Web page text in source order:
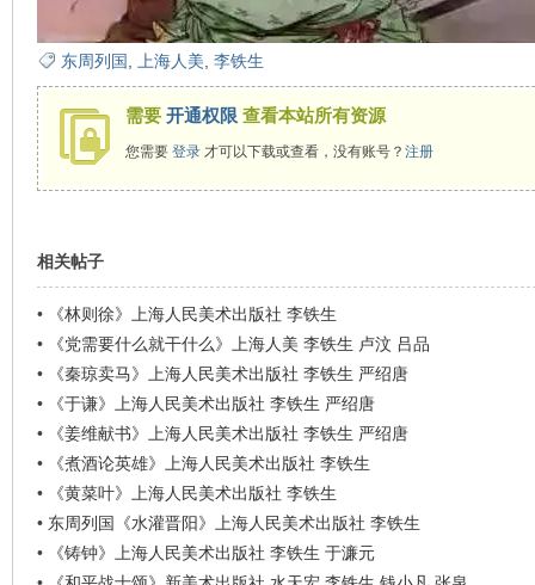
东周列国 上海人美 李铁生
需要 开通权限 查看本站所有资源
您需要 登录才可以下载或查看，没有账号？ 注册
相关帖子
•
《林则徐》上海人民美术出版社 李铁生
•
《党需要什么就干什么》上海人美 李铁生 卢汶 吕品
•
《秦琼卖马》上海人民美术出版社 李铁生 严绍唐
•
《于谦》上海人民美术出版社 李铁生 严绍唐
•
《姜维献书》上海人民美术出版社 李铁生 严绍唐
•
《煮酒论英雄》上海人民美术出版社 李铁生
•
《黄菜叶》上海人民美术出版社 李铁生
• 东周列国《水灌晋阳》上海人民美术出版社 李铁生
•
《铸钟》上海人民美术出版社 李铁生 于濂元